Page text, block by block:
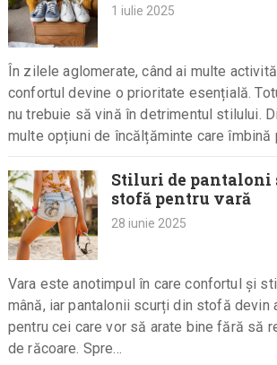
1 iulie 2025
În zilele aglomerate, când ai multe
confortul devine o prioritate esențială.
nu trebuie să vină în detrimentul stilului.
multe opțiuni de încălțăminte care
Stiluri de pantaloni
stofă pentru vară
28 iunie 2025
Vara este anotimpul în care confortul și
mână, iar pantalonii scurți din stofă devin
pentru cei care vor să arate bine fără să
de răcoare. Spre…